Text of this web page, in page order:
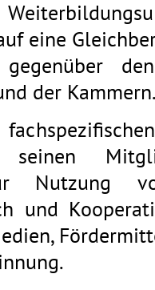
eine
gegenüber
der
seinen
Nutzung
und